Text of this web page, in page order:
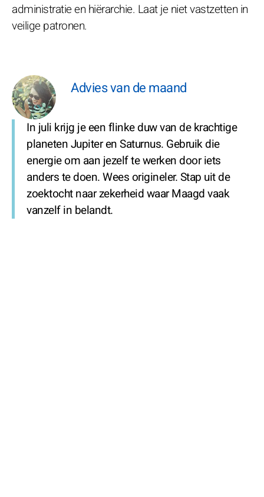
administratie en hiërarchie. Laat je niet vastzetten in
veilige patronen.
Advies van de maand
In juli krijg je een flinke duw van de krachtige
planeten Jupiter en Saturnus. Gebruik die
energie om aan jezelf te werken door iets
anders te doen. Wees origineler. Stap uit de
zoektocht naar zekerheid waar Maagd vaak
vanzelf in belandt.